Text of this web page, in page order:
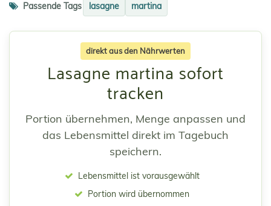
Passende Tags lasagne martina
direkt aus den Nährwerten
Lasagne martina sofort
tracken
Portion übernehmen, Menge anpassen und
das Lebensmittel direkt im Tagebuch
speichern.
Lebensmittel ist vorausgewählt
Portion wird übernommen